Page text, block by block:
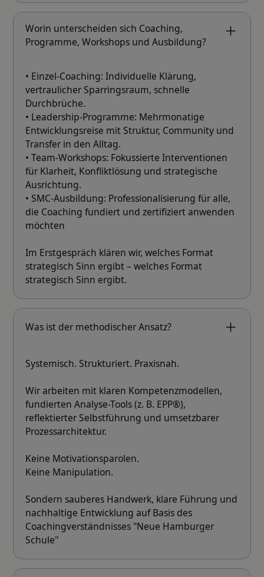
Worin unterscheiden sich Coaching,
Programme, Workshops und Ausbildung?
• Einzel-Coaching: Individuelle Klärung,
vertraulicher Sparringsraum, schnelle
Durchbrüche.
• Leadership-Programme: Mehrmonatige
Entwicklungsreise mit Struktur, Community und
Transfer in den Alltag.
• Team-Workshops: Fokussierte Interventionen
für Klarheit, Konfliktlösung und strategische
Ausrichtung.
• SMC-Ausbildung: Professionalisierung für alle,
die Coaching fundiert und zertifiziert anwenden
möchten
Im Erstgespräch klären wir, welches Format
strategisch Sinn ergibt – welches Format
strategisch Sinn ergibt.
Was ist der methodischer Ansatz?
Systemisch. Strukturiert. Praxisnah.
Wir arbeiten mit klaren Kompetenzmodellen,
fundierten Analyse-Tools (z. B. EPP®),
reflektierter Selbstführung und umsetzbarer
Prozessarchitektur.
Keine Motivationsparolen.
Keine Manipulation.
Sondern sauberes Handwerk, klare Führung und
nachhaltige Entwicklung auf Basis des
Coachingverständnisses "Neue Hamburger
Schule"